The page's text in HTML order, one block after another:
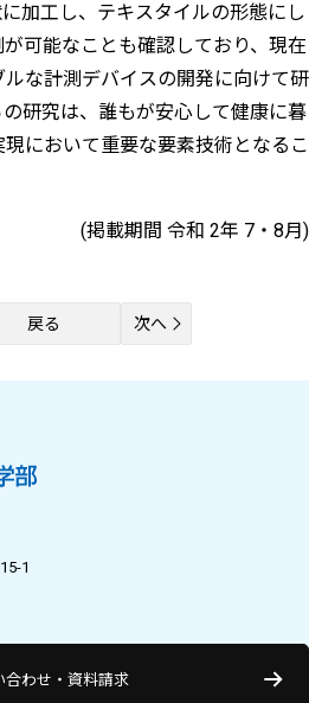
加工し、テキスタイルの形態にし
可能なことも確認しており、現在
な計測デバイスの開発に向けて研
研究は、誰もが安心して健康に暮
において重要な要素技術となるこ
(掲載期間 令和 2年 7・8月)
戻る 次へ
1
合わせ・資料請求